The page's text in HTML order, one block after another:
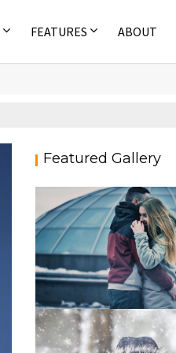
FEATURES ABOUT
Featured Gallery